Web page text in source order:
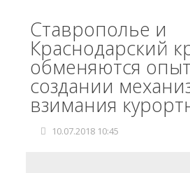
Ставрополье и
Краснодарский
обменяются
создании
взимания
10.07.2018 10:45